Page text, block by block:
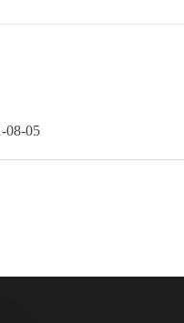
08-05